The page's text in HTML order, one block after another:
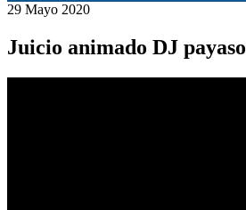
29 Mayo 2020
Juicio animado DJ payaso